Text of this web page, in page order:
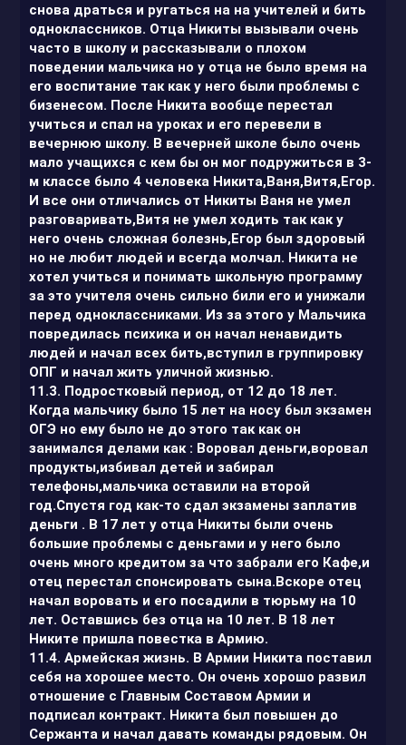
снова драться и ругаться на на учителей и бить
одноклассников. Отца Никиты вызывали очень
часто в школу и рассказывали о плохом
поведении мальчика но у отца не было время на
его воспитание так как у него были проблемы с
бизенесом. После Никита вообще перестал
учиться и спал на уроках и его перевели в
вечернюю школу. В вечерней школе было очень
мало учащихся с кем бы он мог подружиться в 3-
м классе было 4 человека Никита,Ваня,Витя,Егор.
И все они отличались от Никиты Ваня не умел
разговаривать,Витя не умел ходить так как у
него очень сложная болезнь,Егор был здоровый
но не любит людей и всегда молчал. Никита не
хотел учиться и понимать школьную программу
за это учителя очень сильно били его и унижали
перед одноклассниками. Из за этого у Мальчика
повредилась психика и он начал ненавидить
людей и начал всех бить,вступил в группировку
ОПГ и начал жить уличной жизнью.
11.3. Подростковый период, от 12 до 18 лет.
Когда мальчику было 15 лет на носу был экзамен
ОГЭ но ему было не до этого так как он
занимался делами как : Воровал деньги,воровал
продукты,избивал детей и забирал
телефоны,мальчика оставили на второй
год.Спустя год как-то сдал экзамены заплатив
деньги . В 17 лет у отца Никиты были очень
большие проблемы с деньгами и у него было
очень много кредитом за что забрали его Кафе,и
отец перестал спонсировать сына.Вскоре отец
начал воровать и его посадили в тюрьму на 10
лет. Оставшись без отца на 10 лет. В 18 лет
Никите пришла повестка в Армию.
11.4. Армейская жизнь. В Армии Никита поставил
себя на хорошее место. Он очень хорошо развил
отношение с Главным Составом Армии и
подписал контракт. Никита был повышен до
Сержанта и начал давать команды рядовым. Он